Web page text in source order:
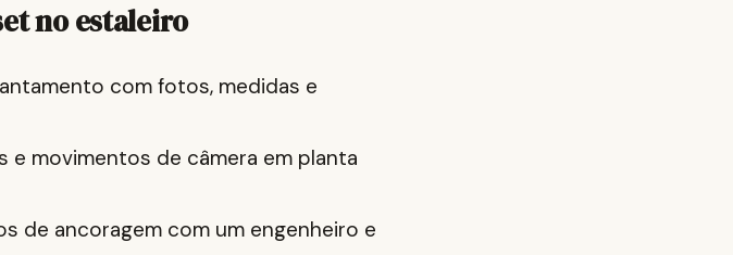
no estaleiro
com fotos, medidas e
e movimentos de câmera em planta
de ancoragem com um engenheiro e